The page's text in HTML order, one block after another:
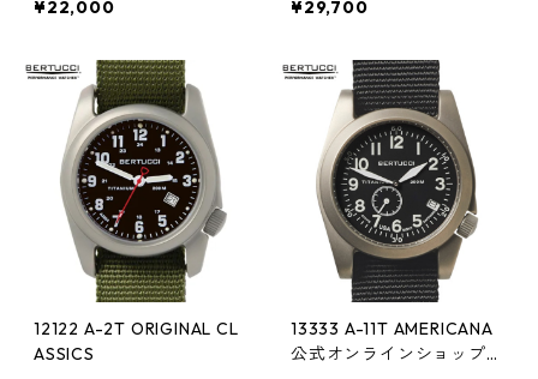
¥22,000
¥29,700
12122 A-2T ORIGINAL CL
ASSICS
13333 A-11T AMERICANA
公式オンラインショップ限